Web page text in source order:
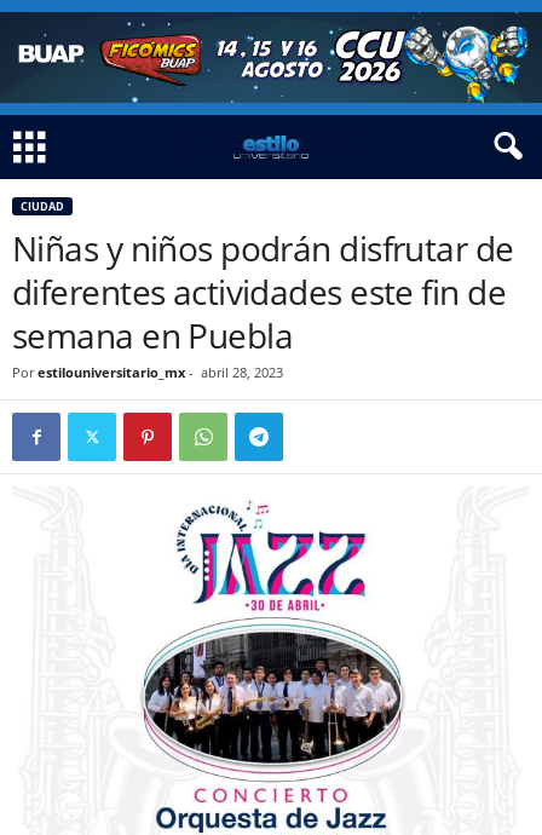
CIUDAD
Niñas y niños podrán disfrutar de
diferentes actividades este fin de
semana en Puebla
Por estilouniversitario_mx - abril 28, 2023